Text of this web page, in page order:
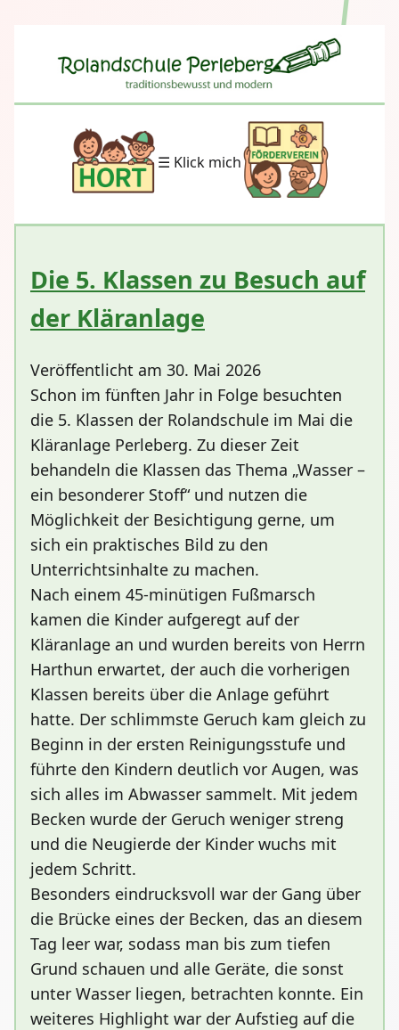
☰ Klick mich
Die 5. Klassen zu Besuch auf
der Kläranlage
Veröffentlicht am 30. Mai 2026
Schon im fünften Jahr in Folge besuchten
die 5. Klassen der Rolandschule im Mai die
Kläranlage Perleberg. Zu dieser Zeit
behandeln die Klassen das Thema „Wasser –
ein besonderer Stoff“ und nutzen die
Möglichkeit der Besichtigung gerne, um
sich ein praktisches Bild zu den
Unterrichtsinhalte zu machen.
Nach einem 45-minütigen Fußmarsch
kamen die Kinder aufgeregt auf der
Kläranlage an und wurden bereits von Herrn
Harthun erwartet, der auch die vorherigen
Klassen bereits über die Anlage geführt
hatte. Der schlimmste Geruch kam gleich zu
Beginn in der ersten Reinigungsstufe und
führte den Kindern deutlich vor Augen, was
sich alles im Abwasser sammelt. Mit jedem
Becken wurde der Geruch weniger streng
und die Neugierde der Kinder wuchs mit
jedem Schritt.
Besonders eindrucksvoll war der Gang über
die Brücke eines der Becken, das an diesem
Tag leer war, sodass man bis zum tiefen
Grund schauen und alle Geräte, die sonst
unter Wasser liegen, betrachten konnte. Ein
weiteres Highlight war der Aufstieg auf die